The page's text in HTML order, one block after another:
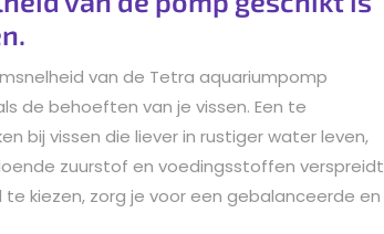
van de Tetra aquariumpomp
de behoeften van je vissen. Een te
bij vissen die liever in rustiger water leven,
zuurstof en voedingsstoffen verspreidt
kiezen, zorg je voor een gebalanceerde en